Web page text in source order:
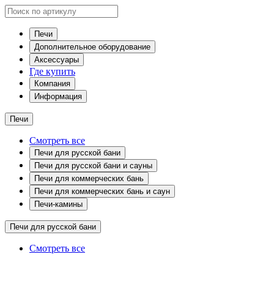
Печи
Дополнительное оборудование
Аксессуары
Где купить
Компания
Информация
Печи
Смотреть все
Печи для русской бани
Печи для русской бани и сауны
Печи для коммерческих бань
Печи для коммерческих бань и саун
Печи-камины
Печи для русской бани
Смотреть все